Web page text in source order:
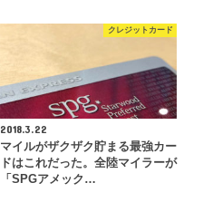
クレジットカード
2018.3.22
マイルがザクザク貯まる最強カー
ドはこれだった。全陸マイラーが
「SPGアメック…